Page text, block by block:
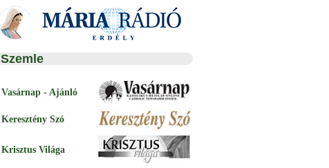
Szemle
Vasárnap - Ajánló
Keresztény Szó
Krisztus Világa